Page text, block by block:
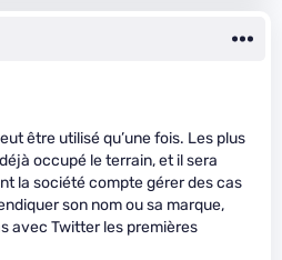
être utilisé qu’une fois. Les plus
occupé le terrain, et il sera
la société compte gérer des cas
son nom ou sa marque,
avec Twitter les premières